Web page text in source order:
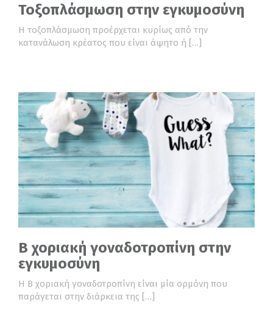
Τοξοπλάσμωση στην εγκυμοσύνη
Η τοξοπλάσμωση προέρχεται κυρίως από την
κατανάλωση κρέατος που είναι άψητο ή […]
Β χοριακή γοναδοτροπίνη στην
εγκυμοσύνη
Η Β χοριακή γοναδοτροπίνη είναι μία ορμόνη που
παράγεται στην διάρκεια της […]